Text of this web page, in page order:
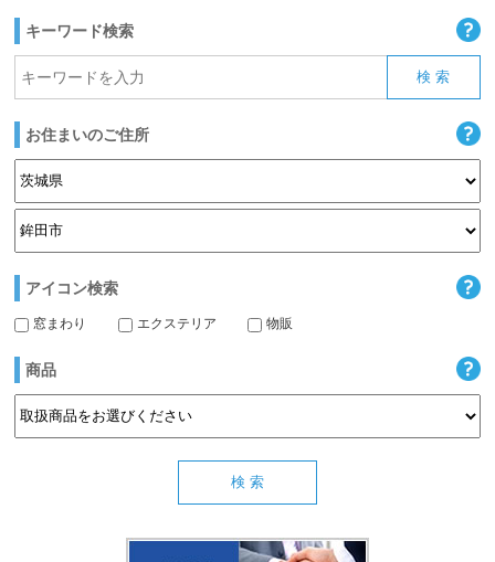
キーワード検索
お住まいのご住所
アイコン検索
窓まわり エクステリア 物販
商品